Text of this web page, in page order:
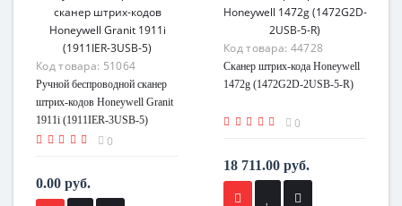
Код товара: 51064
Ручной беспроводной сканер
штрих-кодов Honeywell Granit
1911i (1911IER-3USB-5)
0
0.00 руб.
Код товара: 44728
Сканер штрих-кода Honeywell
1472g (1472G2D-2USB-5-R)
0
18 711.00 руб.